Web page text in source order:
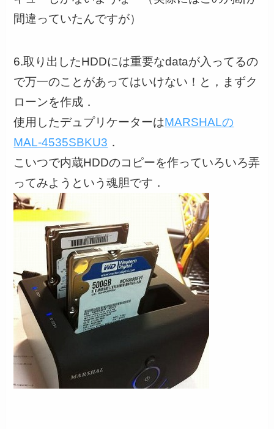
間違っていたんですが）
6.取り出したHDDには重要なdataが入ってるの
で万一のことがあってはいけない！と，まずク
ローンを作成．
使用したデュプリケーターはMARSHALの
MAL-4535SBKU3 ．
こいつで内蔵HDDのコピーを作っていろいろ弄
ってみようという魂胆です．